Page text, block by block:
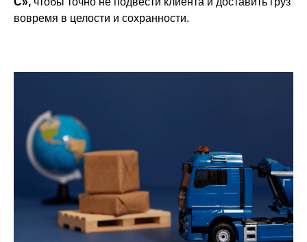
вовремя в целости и сохранности.